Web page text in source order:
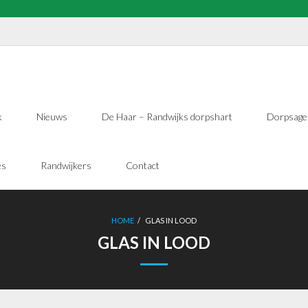
Nieuws De Haar – Randwijks dorpshart
Randwijkers Contact
HOME / GLAS IN LOOD
GLAS IN LOOD